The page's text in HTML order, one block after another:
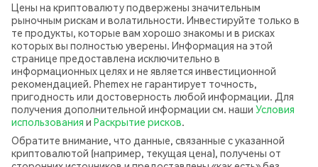
Цены на криптовалюту подвержены значительным
рыночным рискам и волатильности. Инвестируйте только в
те продукты, которые вам хорошо знакомы и в рисках
которых вы полностью уверены. Информация на этой
странице предоставлена исключительно в
информационных целях и не является инвестиционной
рекомендацией. Phemex не гарантирует точность,
пригодность или достоверность любой информации. Для
получения дополнительной информации см. наши Условия
использования и Раскрытие рисков.
Обратите внимание, что данные, связанные с указанной
криптовалютой (например, текущая цена), получены от